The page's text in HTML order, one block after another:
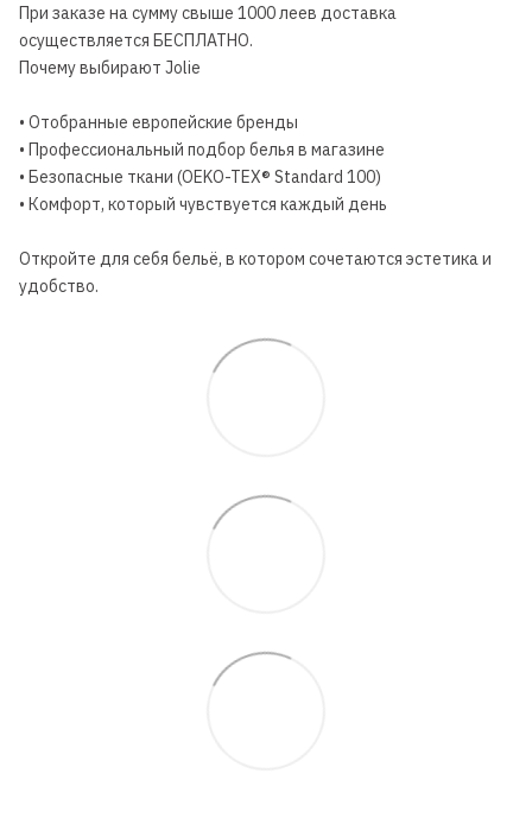
При заказе на сумму свыше 1000 леев доставка
осуществляется БЕСПЛАТНО.
Почему выбирают Jolie
• Отобранные европейские бренды
• Профессиональный подбор белья в магазине
• Безопасные ткани (OEKO-TEX® Standard 100)
• Комфорт, который чувствуется каждый день
Откройте для себя бельё, в котором сочетаются эстетика и
удобство.